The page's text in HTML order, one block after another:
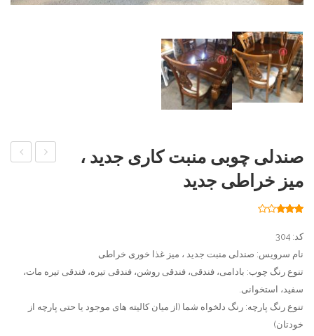
بیضی
مونا
فرانسوی
صندلی چوبی منبت کاری جدید ،
میز خراطی جدید
از 5
امتیاز
مشتری
کد: 304
نام سرویس: صندلی منبت جدید ، میز غذا خوری خراطی
تنوع رنگ چوب: بادامی، فندقی، فندقی روشن، فندقی تیره، فندقی تیره مات،
سفید، استخوانی.
تنوع رنگ پارچه: رنگ دلخواه شما (از میان کالیته های موجود یا حتی پارچه از
خودتان)